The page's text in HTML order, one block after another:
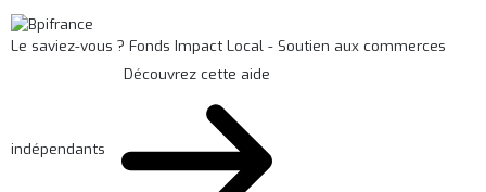
Le saviez-vous ?Fonds Impact Local - Soutien aux commerces
indépendants
Découvrez cette aide